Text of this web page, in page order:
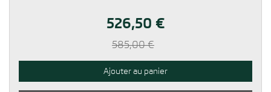
526,50 €
585,00 €
Ajouter au panier